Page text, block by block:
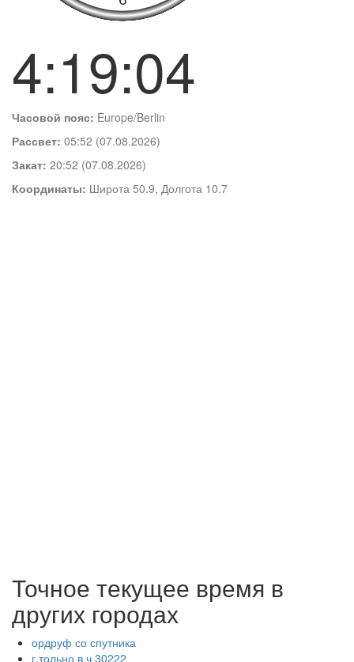
4:19:04
Часовой пояс: Europe/Berlin
Рассвет: 05:52 (07.08.2026)
Закат: 20:52 (07.08.2026)
Координаты: Широта 50.9, Долгота 10.7
Точное текущее время в
других городах
ордруф со спутника
г.тольно в ч 30222